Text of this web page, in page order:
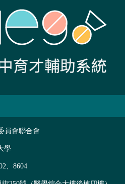
員會聯合會
學
、8604